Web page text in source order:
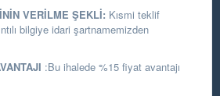
VERİLME ŞEKLİ: Kısmi teklif
bilgiye idari şartnamemizden
:Bu ihalede %15 fiyat avantajı